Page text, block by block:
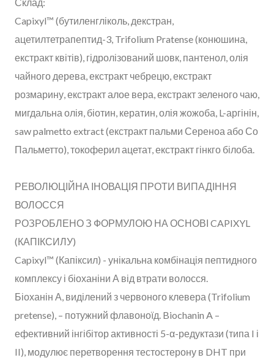
Capixyl™ (бутиленгліколь, декстран,
ацетилтетрапептид-3, Trifolium Pratense (конюшина,
екстракт квітів), гідролізований шовк, пантенол, олія
чайного дерева, екстракт чебрецю, екстракт
розмарину, екстракт алое вера, екстракт зеленого чаю,
мигдальна олія, біотин, кератин, олія жожоба, L-аргінін,
saw palmetto extract (екстракт пальми Сереноа або Со
Пальметто), токоферил ацетат, екстракт гінкго білоба.
РЕВОЛЮЦІЙНА ІНОВАЦІЯ ПРОТИ ВИПАДІННЯ
ВОЛОССЯ
РОЗРОБЛЕНО З ФОРМУЛОЮ НА ОСНОВІ CAPIXYL
(КАПІКСИЛУ)
Capixyl™ (Капіксил) - унікальна комбінація пептидного
комплексу і біоханіни А від втрати волосся.
Біоханін А, виділений з червоного клевера (Trifolium
pretense), – потужний флавоноїд. Biochanin A –
ефективний інгібітор активності 5-α-редуктази (типа I і
II), модулює перетворення тестостерону в DHT при